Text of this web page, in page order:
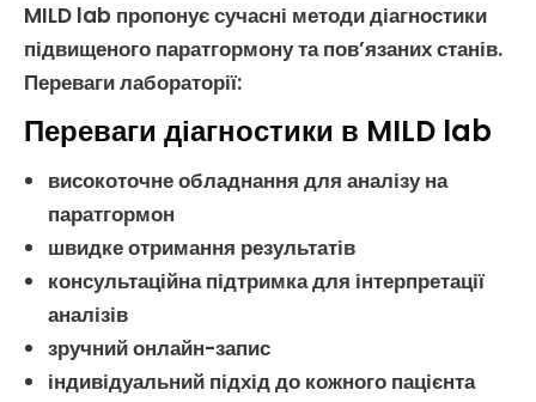
MILD lab пропонує сучасні методи діагностики
підвищеного паратгормонута пов’язаних станів.
Переваги лабораторії:
Переваги діагностики в MILD lab
високоточне обладнання для аналізу на
паратгормон
швидке отримання результатів
консультаційна підтримка для інтерпретації
аналізів
зручний онлайн-запис
індивідуальний підхід до кожного пацієнта